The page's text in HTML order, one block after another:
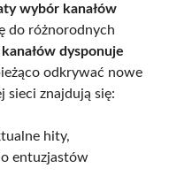
wybór kanałów
do różnorodnych
kanałów dysponuje
odkrywać nowe
sieci znajdują się:
hity,
entuzjastów